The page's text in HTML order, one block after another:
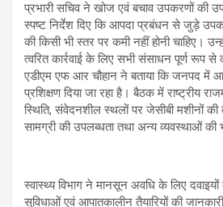
प्रभारी सचिव ने खोज एवं बचाव उपकरणों की
स्पष्ट निर्देश दिए कि आपदा प्रबंधन से जुड़े
की किसी भी स्तर पर कमी नहीं होनी चाहिए।
त्वरित कार्रवाई के लिए सभी संसाधन पूर्ण रूप से
एडीएम एफ आर चौहान ने बताया कि जनपद में
प्रशिक्षण दिया जा रहा है। बैठक में राष्ट्रीय
स्थिति, संवेदनशील स्थलों पर जेसीबी मशीनों
सामग्री की उपलब्धता तथा अन्य व्यवस्थाओं की
स्वास्थ्य विभाग ने मानसून अवधि के लिए दवाइयों
सुविधाओं एवं आपातकालीन तैयारियों की